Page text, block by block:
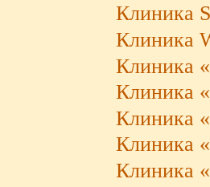
Клиника
Клиника
Клиника
Клиника
Клиника
Клиника
Клиника